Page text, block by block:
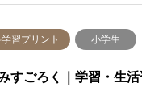
習プリント 小学生
すごろく｜学習・生